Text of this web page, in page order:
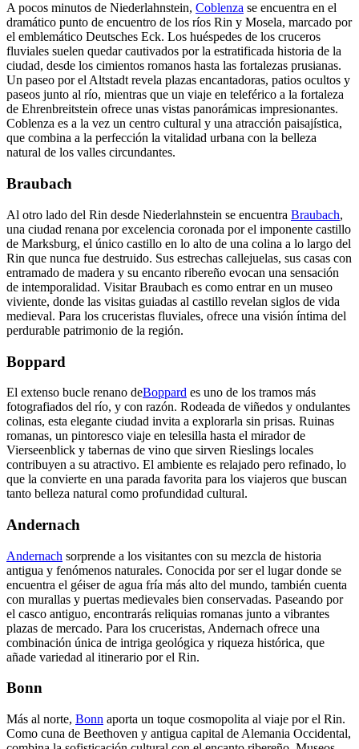
A pocos minutos de Niederlahnstein, Coblenza se encuentra en el
dramático punto de encuentro de los ríos Rin y Mosela, marcado por
el emblemático Deutsches Eck. Los huéspedes de los cruceros
fluviales suelen quedar cautivados por la estratificada historia de la
ciudad, desde los cimientos romanos hasta las fortalezas prusianas.
Un paseo por el Altstadt revela plazas encantadoras, patios ocultos y
paseos junto al río, mientras que un viaje en teleférico a la fortaleza
de Ehrenbreitstein ofrece unas vistas panorámicas impresionantes.
Coblenza es a la vez un centro cultural y una atracción paisajística,
que combina a la perfección la vitalidad urbana con la belleza
natural de los valles circundantes.
Braubach
Al otro lado del Rin desde Niederlahnstein se encuentra Braubach,
una ciudad renana por excelencia coronada por el imponente castillo
de Marksburg, el único castillo en lo alto de una colina a lo largo del
Rin que nunca fue destruido. Sus estrechas callejuelas, sus casas con
entramado de madera y su encanto ribereño evocan una sensación
de intemporalidad. Visitar Braubach es como entrar en un museo
viviente, donde las visitas guiadas al castillo revelan siglos de vida
medieval. Para los cruceristas fluviales, ofrece una visión íntima del
perdurable patrimonio de la región.
Boppard
El extenso bucle renano deBoppard es uno de los tramos más
fotografiados del río, y con razón. Rodeada de viñedos y ondulantes
colinas, esta elegante ciudad invita a explorarla sin prisas. Ruinas
romanas, un pintoresco viaje en telesilla hasta el mirador de
Vierseenblick y tabernas de vino que sirven Rieslings locales
contribuyen a su atractivo. El ambiente es relajado pero refinado, lo
que la convierte en una parada favorita para los viajeros que buscan
tanto belleza natural como profundidad cultural.
Andernach
Andernach sorprende a los visitantes con su mezcla de historia
antigua y fenómenos naturales. Conocida por ser el lugar donde se
encuentra el géiser de agua fría más alto del mundo, también cuenta
con murallas y puertas medievales bien conservadas. Paseando por
el casco antiguo, encontrarás reliquias romanas junto a vibrantes
plazas de mercado. Para los cruceristas, Andernach ofrece una
combinación única de intriga geológica y riqueza histórica, que
añade variedad al itinerario por el Rin.
Bonn
Más al norte, Bonn aporta un toque cosmopolita al viaje por el Rin.
Como cuna de Beethoven y antigua capital de Alemania Occidental,